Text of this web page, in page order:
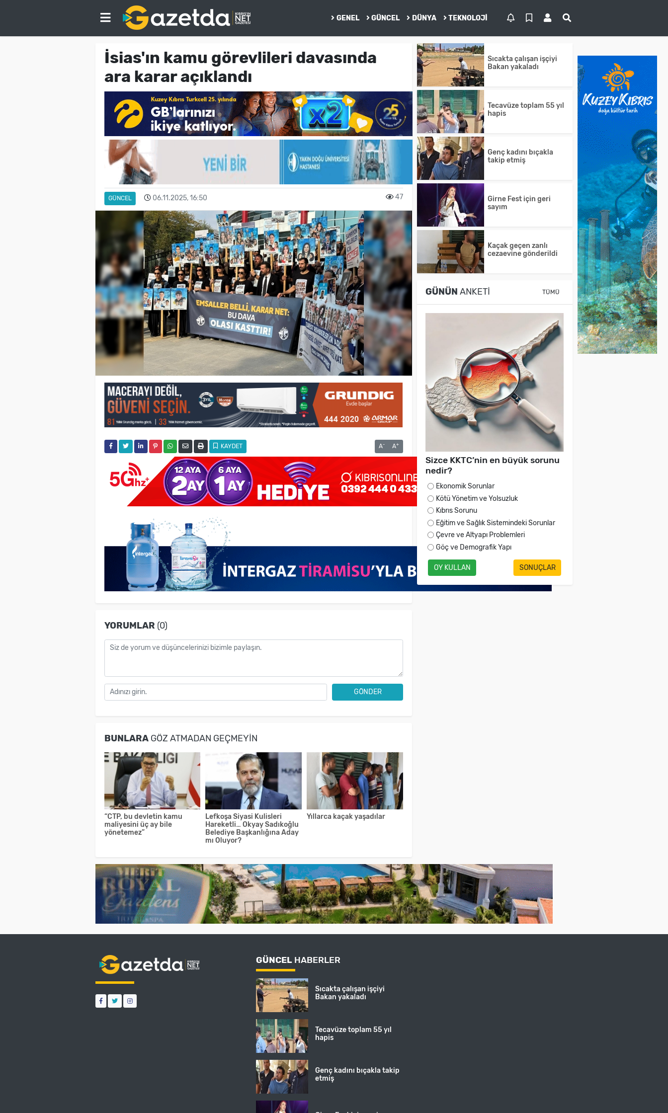
GENEL GÜNCEL DÜNYA TEKNOLOJI
İsias'ın kamu görevlileri davasında
ara karar açıklandı
GÜNCEL 06.11.2025, 16:50 47
KAYDET A- A+
YORUMLAR (0)
GÖNDER
BUNLARAGÖZ ATMADAN GEÇMEYIN
“CTP, bu devletin kamu
maliyesini üç ay bile
yönetemez”
Lefkoşa Siyasi Kulisleri
Hareketli… Okyay Sadıkoğlu
Belediye Başkanlığına Aday
mı Oluyor?
Yıllarca kaçak yaşadılar
Sıcakta çalışan işçiyi
Bakan yakaladı
Tecavüze toplam 55 yıl
hapis
Genç kadını bıçakla
takip etmiş
Girne Fest için geri
sayım
Kaçak geçen zanlı
cezaevine gönderildi
GÜNÜN ANKETI TÜMÜ
Sizce KKTC’nin en büyük sorunu
nedir?
Ekonomik Sorunlar
Kötü Yönetim ve Yolsuzluk
Kıbrıs Sorunu
Eğitim ve Sağlık Sistemindeki Sorunlar
Çevre ve Altyapı Problemleri
Göç ve Demografik Yapı
OY KULLAN SONUÇLAR
GÜNCEL HABERLER
Sıcakta çalışan işçiyi
Bakan yakaladı
Tecavüze toplam 55 yıl
hapis
Genç kadını bıçakla takip
etmiş